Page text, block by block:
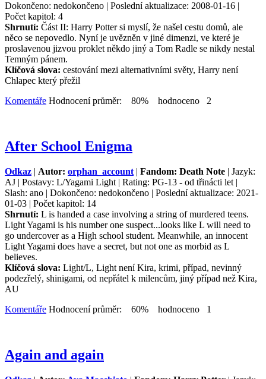
Dokončeno: nedokončeno | Poslední aktualizace: 2008-01-16 |
Počet kapitol: 4
Shrnutí: Část II: Harry Potter si myslí, že našel cestu domů, ale
něco se nepovedlo. Nyní je uvězněn v jiné dimenzi, ve které je
proslavenou jizvou proklet někdo jiný a Tom Radle se nikdy nestal
Temným pánem.
Klíčová slova: cestování mezi alternativními světy, Harry není
Chlapec který přežil
Komentáře Hodnocení průměr: 80% hodnoceno 2
After School Enigma
Odkaz | Autor: orphan_account | Fandom: Death Note | Jazyk:
AJ | Postavy: L/Yagami Light | Rating: PG-13 - od třinácti let |
Slash: ano | Dokončeno: nedokončeno | Poslední aktualizace: 2021-
01-03 | Počet kapitol: 14
Shrnutí: L is handed a case involving a string of murdered teens.
Light Yagami is his number one suspect...looks like L will need to
go undercover as a High school student. Meanwhile, an innocent
Light Yagami does have a secret, but not one as morbid as L
believes.
Klíčová slova: Light/L, Light není Kira, krimi, případ, nevinný
podezřelý, shinigami, od nepřátel k milencům, jiný případ než Kira,
AU
Komentáře Hodnocení průměr: 60% hodnoceno 1
Again and again